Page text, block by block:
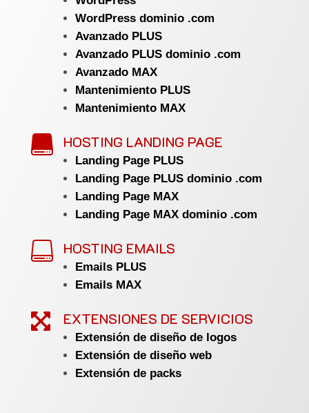
WordPress dominio .com
Avanzado PLUS
Avanzado PLUS dominio .com
Avanzado MAX
Mantenimiento PLUS
Mantenimiento MAX
 HOSTING LANDING PAGE
Landing Page PLUS
Landing Page PLUS dominio .com
Landing Page MAX
Landing Page MAX dominio .com
 HOSTING EMAILS
Emails PLUS
Emails MAX
 EXTENSIONES DE SERVICIOS
Extensión de diseño de logos
Extensión de diseño web
Extensión de packs